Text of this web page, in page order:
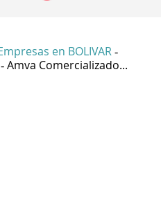
en BOLIVAR -
- Amva Comercializado...